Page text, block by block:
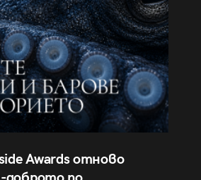
Awards отново